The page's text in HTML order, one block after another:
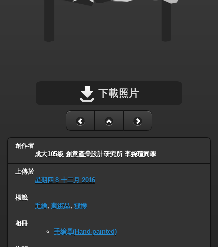
下載照片
創作者
成大105級 創意產業設計研究所 李婉瑄同學
上傳於
星期四 8 十二月 2016
標籤
手繪, 藝術品, 飛撲
相冊
手繪風(Hand-painted)